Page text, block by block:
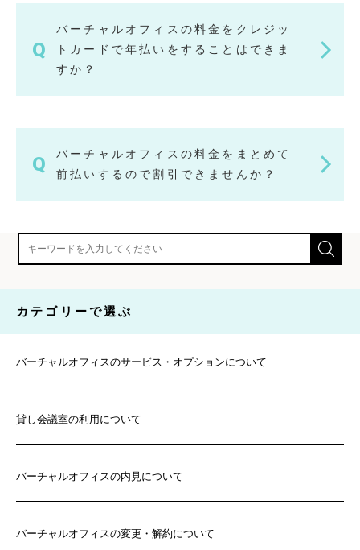
バーチャルオフィスの料金をクレジッ
トカードで年払いをすることはできま
すか？
バーチャルオフィスの料金をまとめて
前払いするので割引できませんか？
カテゴリーで選ぶ
バーチャルオフィスのサービス・オプションについて
貸し会議室の利用について
バーチャルオフィスの内見について
バーチャルオフィスの変更・解約について